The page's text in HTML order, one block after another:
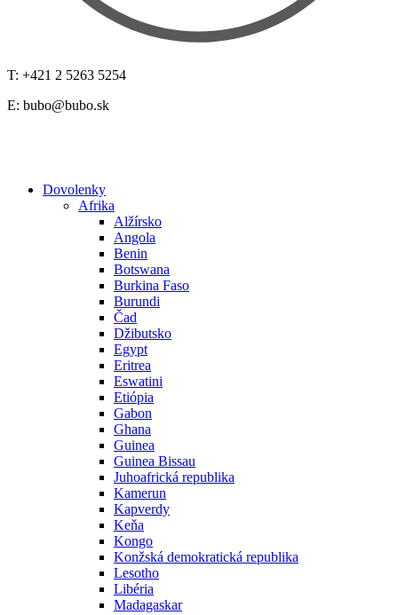
T: +421 2 5263 5254
E: bubo@bubo.sk
Dovolenky
Afrika
Alžírsko
Angola
Benin
Botswana
Burkina Faso
Burundi
Čad
Džibutsko
Egypt
Eritrea
Eswatini
Etiópia
Gabon
Ghana
Guinea
Guinea Bissau
Juhoafrická republika
Kamerun
Kapverdy
Keňa
Kongo
Konžská demokratická republika
Lesotho
Libéria
Madagaskar